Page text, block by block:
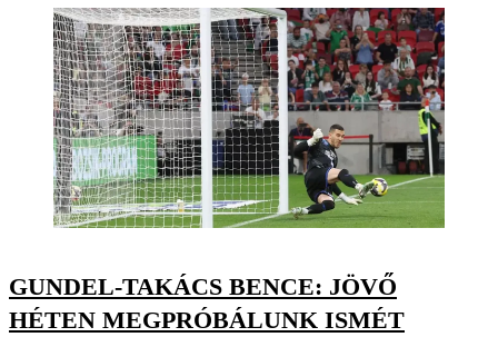
GUNDEL-TAKÁCS BENCE: JÖVŐ
HÉTEN MEGPRÓBÁLUNK ISMÉT